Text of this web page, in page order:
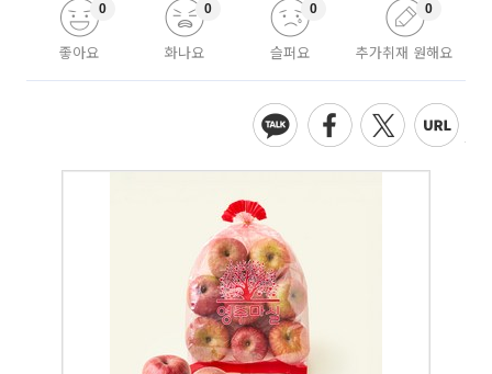
좋아요
0
화나요
0
슬퍼요
0
추가취재 원해요
0